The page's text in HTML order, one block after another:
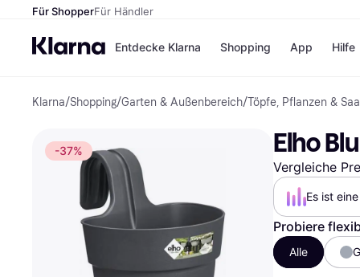
Für ShopperFür Händler
Entdecke Klarna
Zahlungsmethoden
Sofort bezahlen
Bezahle in 3
Teilzahlungen
Bezahle in bis zu 30
Ratenzahlung
Shopping
Shops
eBay
Temu
Alle Shops
App Hilfe
Klarna/Shopping/Garten & Außenbereich/Töpfe, Pflanzen &
-37% Elho
Vergleiche
Es ist
Probiere
Alle